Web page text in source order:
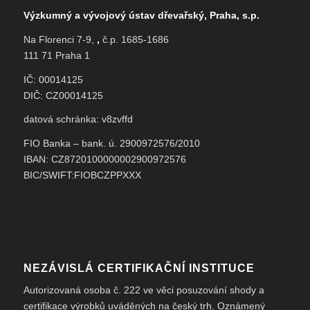
Výzkumný a vývojový ústav dřevařský, Praha, s.p.
Na Florenci 7-9, , č.p. 1685-1686
111 71 Praha 1
IČ: 00014125
DIČ: CZ00014125
datová schránka: v8zvffd
FIO Banka – bank. ú. 2900972576/2010
IBAN: CZ8720100000002900972576
BIC/SWIFT:FIOBCZPPXXX
NEZÁVISLÁ CERTIFIKAČNÍ INSTITUCE
Autorizovaná osoba č. 222 ve věci posuzování shody a
certifikace výrobků uváděných na český trh. Oznámený